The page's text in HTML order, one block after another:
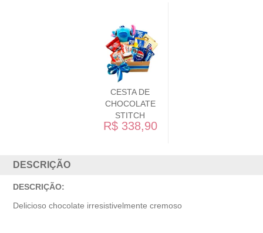
CESTA DE
CHOCOLATE
STITCH
R$ 338,90
DESCRIÇÃO
DESCRIÇÃO:
Delicioso chocolate irresistivelmente cremoso